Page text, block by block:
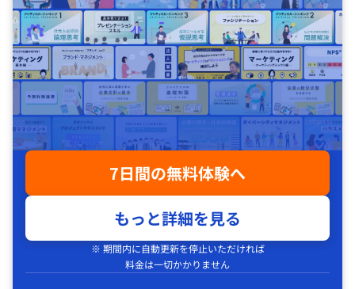
7日間の無料体験へ
もっと詳細を見る
※ 期間内に自動更新を停止いただければ
料金は一切かかりません